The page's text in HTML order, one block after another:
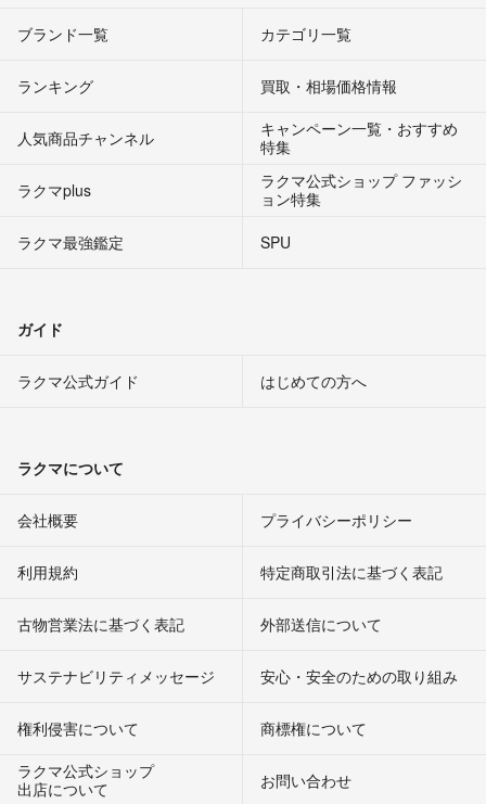
ブランド一覧 カテゴリ一覧
ランキング 買取・相場価格情報
人気商品チャンネル
キャンペーン一覧・おすすめ
特集
ラクマplus
ラクマ公式ショップ ファッシ
ョン特集
ラクマ最強鑑定
SPU
ガイド
ラクマ公式ガイド はじめての方へ
ラクマについて
会社概要 プライバシーポリシー
利用規約 特定商取引法に基づく表記
古物営業法に基づく表記 外部送信について
サステナビリティメッセージ 安心・安全のための取り組み
権利侵害について
商標権について
ラクマ公式ショップ
出店について
お問い合わせ